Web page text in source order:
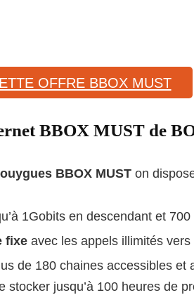
OFFRE BBOX MUST
BBOX MUST de
BBOX MUST on
1Gobits en descendant et
fixe avec les appels illimités
de 180 chaines accessibles et
stocker jusqu’à 100 heures de